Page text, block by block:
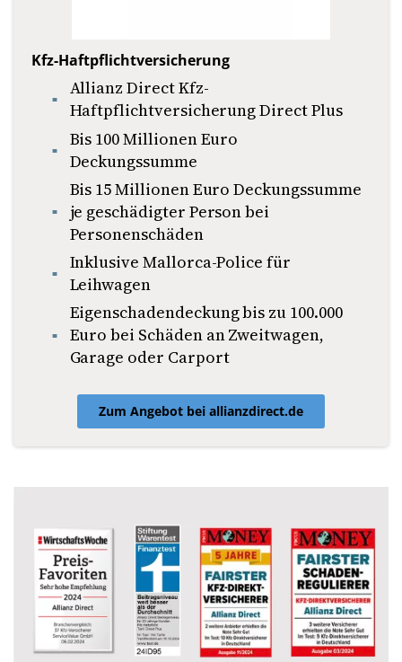
Kfz-Haftpflicht­versiche­rung
Allianz Direct Kfz-
Haftpflichtversicherung Direct Plus
Bis 100 Millionen Euro
Deckungssumme
Bis 15 Millionen Euro Deckungssumme
je geschädigter Person bei
Personenschäden
Inklusive Mallorca-Police für
Leihwagen
Eigenschadendeckung bis zu 100.000
Euro bei Schäden an Zweitwagen,
Garage oder Carport
Zum Angebot bei allianzdirect.de